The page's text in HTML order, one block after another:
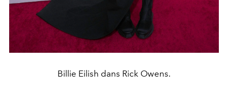
Billie Eilish dans Rick Owens.